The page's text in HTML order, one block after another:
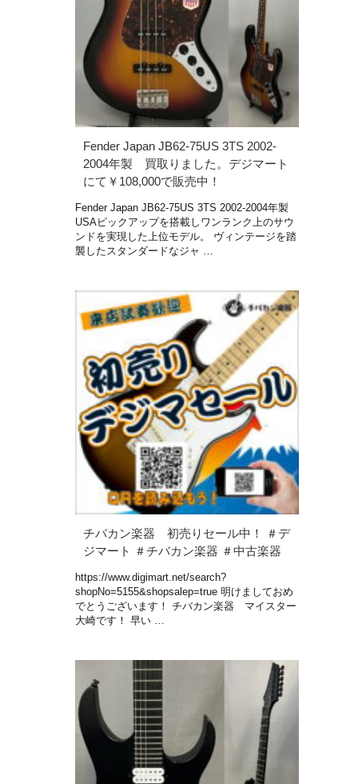
Fender Japan JB62-75US 3TS 2002-
2004年製 買取りました。デジマート
にて￥108,000で販売中！
Fender Japan JB62-75US 3TS 2002-2004年製
USAピックアップを搭載しワンランク上のサウ
ンドを実現した上位モデル。 ヴィンテージを踏
襲したスタンダードなジャ …
チバカン楽器 初売りセール中！ ＃デ
ジマート ＃チバカン楽器 ＃中古楽器
https://www.digimart.net/search?
shopNo=5155&shopsalep=true 明けましておめ
でとうございます！ チバカン楽器 マイスター
大崎です！ 早い …